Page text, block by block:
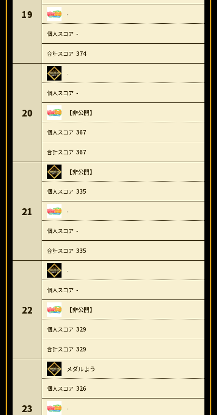
19 -
-
374
20
-
-
【非公開】
367
367
21
【非公開】
335
-
-
335
22
-
-
【非公開】
329
329
23
メダルよう
326
-